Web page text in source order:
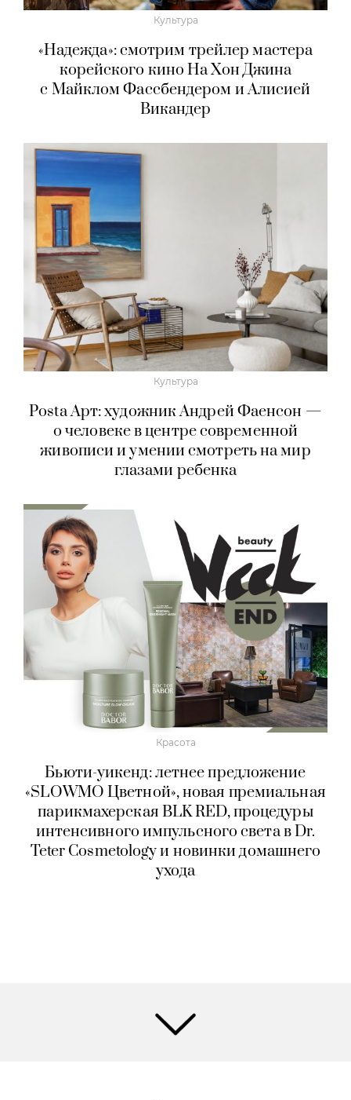
Культура
«Надежда»: смотрим трейлер мастера
корейского кино На Хон Джина
с Майклом Фассбендером и Алисией
Викандер
Культура
Posta Арт: художник Андрей Фаенсон —
о человеке в центре современной
живописи и умении смотреть на мир
глазами ребенка
Красота
Бьюти-уикенд: летнее предложение
«SLOWMO Цветной», новая премиальная
парикмахерская BLK RED, процедуры
интенсивного импульсного света в Dr.
Teter Cosmetology и новинки домашнего
ухода